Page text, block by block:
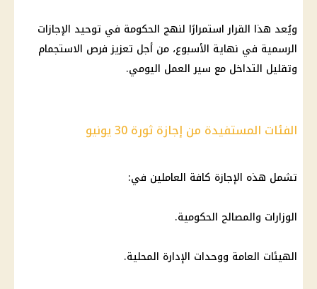
ويُعد هذا القرار استمرارًا لنهج الحكومة في توحيد الإجازات
الرسمية في نهاية الأسبوع، من أجل تعزيز فرص الاستجمام
وتقليل التداخل مع سير العمل اليومي.
الفئات المستفيدة من إجازة ثورة 30 يونيو
تشمل هذه الإجازة كافة العاملين في:
الوزارات والمصالح الحكومية.
الهيئات العامة ووحدات الإدارة المحلية.